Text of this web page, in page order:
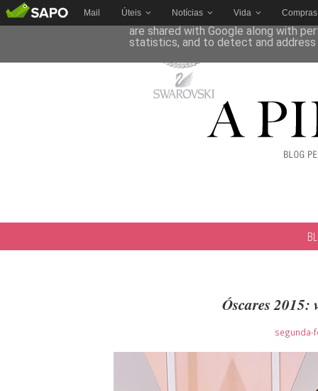
Mail Úteis Notícias Vida Compras
Óscares 2015:
segunda-
This site uses cookies from Google
are shared with Google along with
statistics, and to detect and address